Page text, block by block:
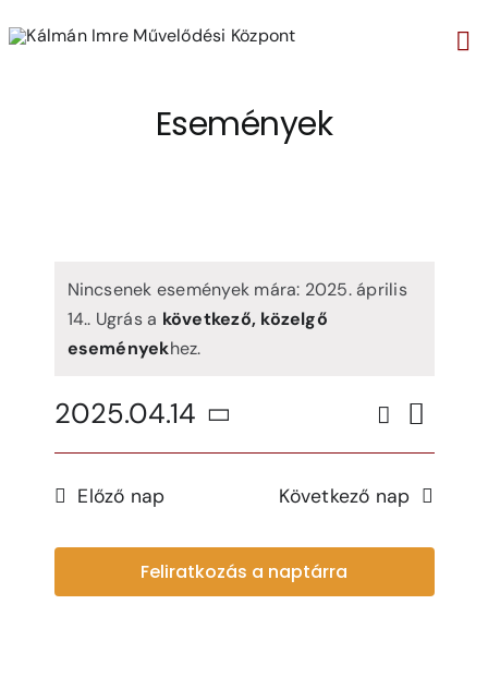
Események
Nincsenek események mára: 2025. április
14.. Ugrás a következő, közelgő
eseményekhez.
and
Search
Napi
2025.04.14
Select
Előző nap Következő nap
Feliratkozás a naptárra